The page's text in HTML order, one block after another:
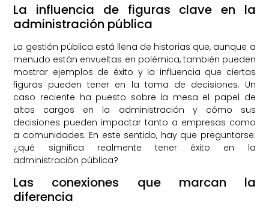
La influencia de figuras clave en la
administración pública
La gestión pública está llena de historias que, aunque a
menudo están envueltas en polémica, también pueden
mostrar ejemplos de éxito y la influencia que ciertas
figuras pueden tener en la toma de decisiones. Un
caso reciente ha puesto sobre la mesa el papel de
altos cargos en la administración y cómo sus
decisiones pueden impactar tanto a empresas como
a comunidades. En este sentido, hay que preguntarse:
¿qué significa realmente tener éxito en la
administración pública?
Las conexiones que marcan la
diferencia